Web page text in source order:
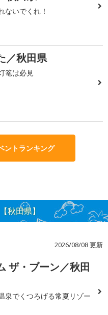
ないでくれ！
／秋田県
篭は必見
ントランキング
秋田県】
2026/08/08 更新
ザ・ブーン／秋田
泉でくつろげる常夏リゾー